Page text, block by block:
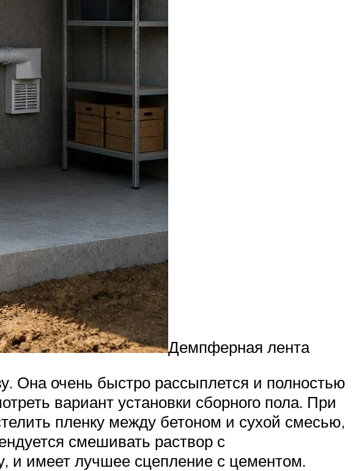
Демпферная лента
Она очень быстро рассыплется и полностью
вариант установки сборного пола. При
пленку между бетоном и сухой смесью,
смешивать раствор с
и имеет лучшее сцепление с цементом.